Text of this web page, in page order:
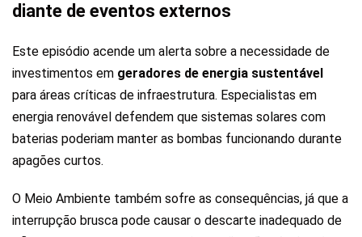
diante de eventos externos
Este episódio acende um alerta sobre a necessidade de
investimentos em geradores de energia sustentável
para áreas críticas de infraestrutura. Especialistas em
energia renovável defendem que sistemas solares com
baterias poderiam manter as bombas funcionando durante
apagões curtos.
O Meio Ambiente também sofre as consequências, já que a
interrupção brusca pode causar o descarte inadequado de